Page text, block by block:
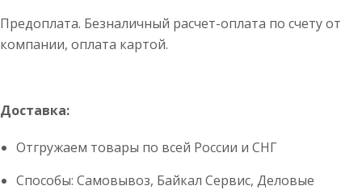
Предоплата. Безналичный расчет-оплата по счету от
компании, оплата картой.
Доставка:
Отгружаем товары по всей России и СНГ
Способы: Самовывоз, Байкал Сервис, Деловые